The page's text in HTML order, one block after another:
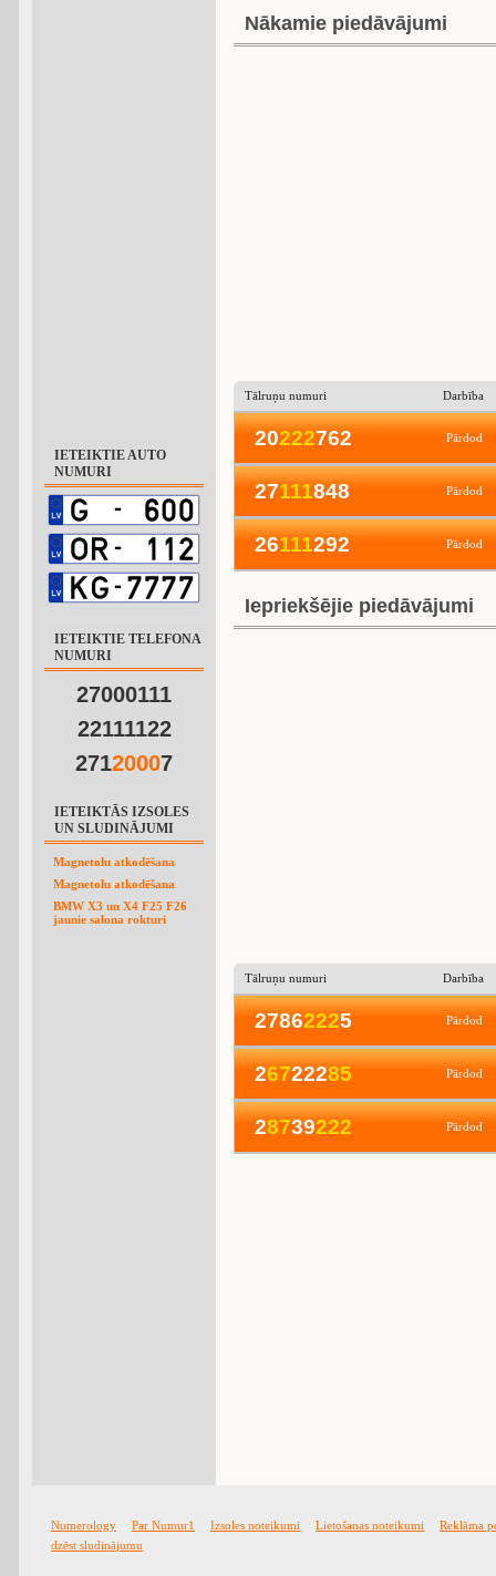
IETEIKTIE AUTO
NUMURI
IETEIKTIE TELEFONA
NUMURI
27000111
22111122
27120007
IETEIKTĀS IZSOLES
UN SLUDINĀJUMI
Magnetolu atkodēšana
Magnetolu atkodēšana
BMW X3 un X4 F25 F26
jaunie salona rokturi
Nākamie piedāvājumi
Tālruņu numuri Darbība
20222762 Pārdod
27111848 Pārdod
26111292 Pārdod
Iepriekšējie piedāvājumi
Tālruņu numuri Darbība
27862225 Pārdod
26722285 Pārdod
28739222 Pārdod
Numerology Par Numur1 Izsoles noteikumi Lietošanas noteikumi
Reklāma
dzēst sludinājumu